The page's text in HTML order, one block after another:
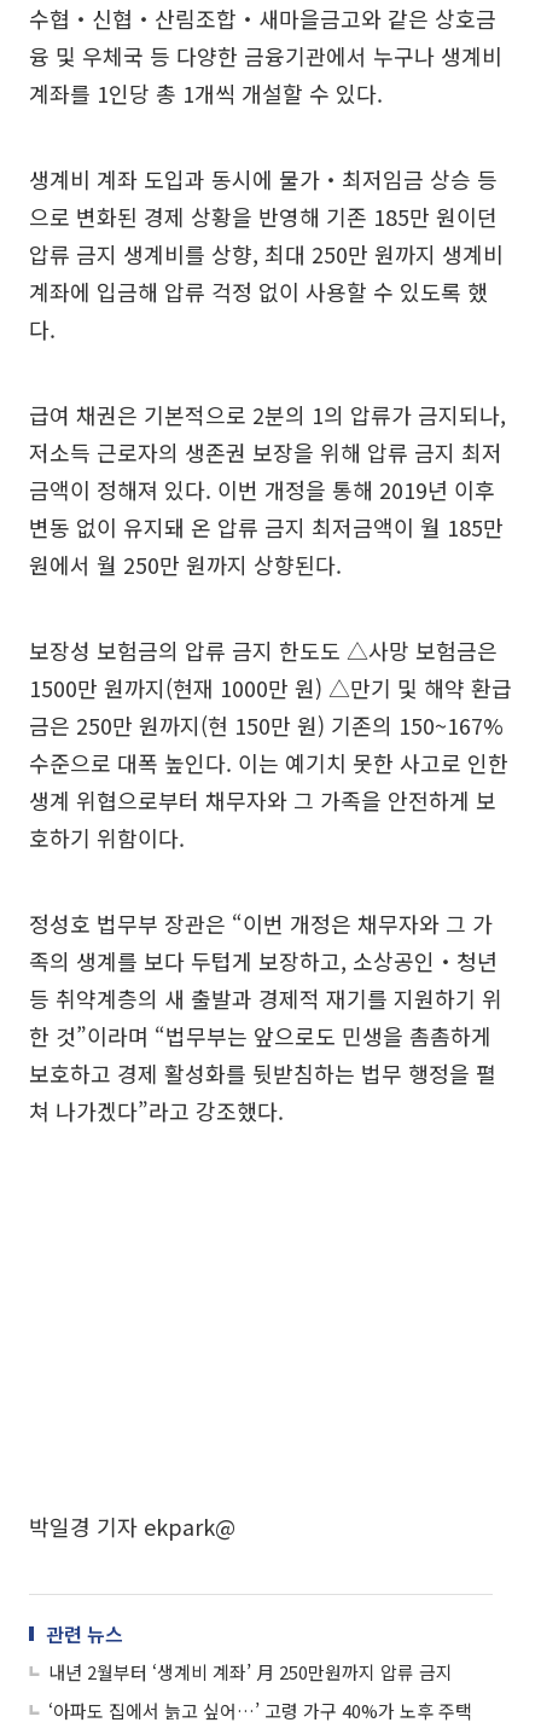
수협‧신협‧산림조합‧새마을금고와 같은 상호금
융 및 우체국 등 다양한 금융기관에서 누구나 생계비
계좌를 1인당 총 1개씩 개설할 수 있다.
생계비 계좌 도입과 동시에 물가‧최저임금 상승 등
으로 변화된 경제 상황을 반영해 기존 185만 원이던
압류 금지 생계비를 상향, 최대 250만 원까지 생계비
계좌에 입금해 압류 걱정 없이 사용할 수 있도록 했
다.
급여 채권은 기본적으로 2분의 1의 압류가 금지되나,
저소득 근로자의 생존권 보장을 위해 압류 금지 최저
금액이 정해져 있다. 이번 개정을 통해 2019년 이후
변동 없이 유지돼 온 압류 금지 최저금액이 월 185만
원에서 월 250만 원까지 상향된다.
보장성 보험금의 압류 금지 한도도 △사망 보험금은
1500만 원까지(현재 1000만 원) △만기 및 해약 환급
금은 250만 원까지(현 150만 원) 기존의 150~167%
수준으로 대폭 높인다. 이는 예기치 못한 사고로 인한
생계 위협으로부터 채무자와 그 가족을 안전하게 보
호하기 위함이다.
정성호 법무부 장관은 “이번 개정은 채무자와 그 가
족의 생계를 보다 두텁게 보장하고, 소상공인‧청년
등 취약계층의 새 출발과 경제적 재기를 지원하기 위
한 것”이라며 “법무부는 앞으로도 민생을 촘촘하게
보호하고 경제 활성화를 뒷받침하는 법무 행정을 펼
쳐 나가겠다”라고 강조했다.
박일경 기자 ekpark@
관련 뉴스
내년 2월부터 ‘생계비 계좌’ 月 250만원까지 압류 금지
‘아파도 집에서 늙고 싶어…’ 고령 가구 40%가 노후 주택